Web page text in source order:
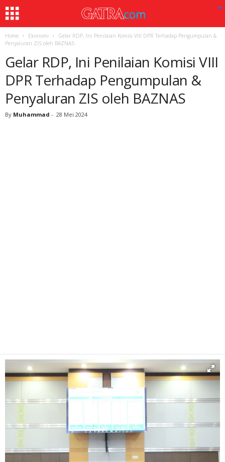
Home Ekonomi
Gelar RDP, Ini Penilaian Komisi VIII DPR Terhadap Pengumpulan &
Penyaluran ZIS oleh BAZNAS
Gelar RDP, Ini Penilaian Komisi VIII
DPR Terhadap Pengumpulan &
Penyaluran ZIS oleh BAZNAS
By Muhammad - 28 Mei 2024